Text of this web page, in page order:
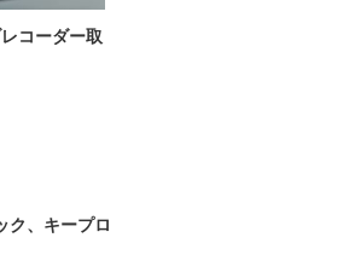
コーダー取
ク、キープロ